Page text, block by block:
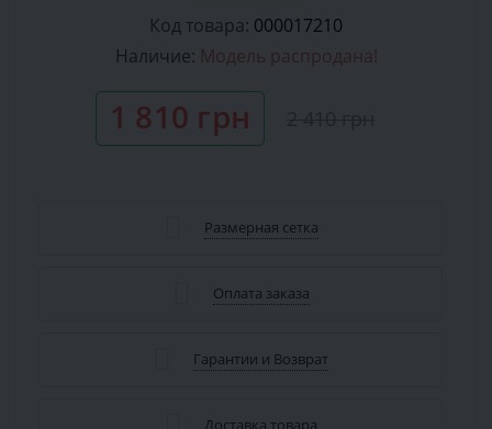
Код товара: 000017210
Наличие: Модель распродана!
1 810 грн
Размерная сетка
Оплата заказа
Гарантии и Возврат
Доставка товара